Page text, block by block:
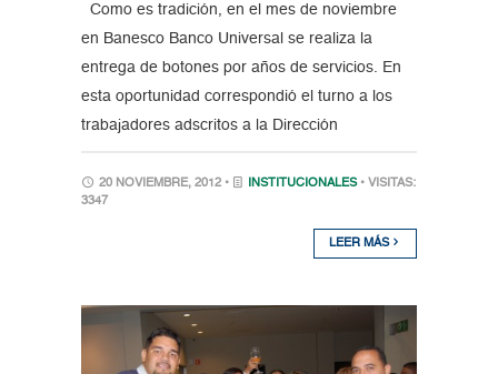
Como es tradición, en el mes de noviembre
en Banesco Banco Universal se realiza la
entrega de botones por años de servicios. En
esta oportunidad correspondió el turno a los
trabajadores adscritos a la Dirección
20 NOVIEMBRE, 2012 • INSTITUCIONALES • VISITAS:
3347
LEER MÁS